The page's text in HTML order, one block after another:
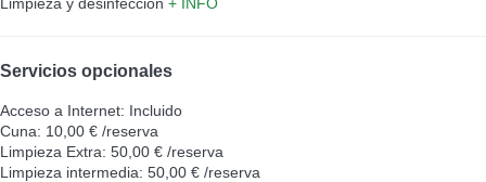
Servicios opcionales
Acceso a Internet: Incluido
Cuna: 10,00 € /reserva
Limpieza Extra: 50,00 € /reserva
Limpieza intermedia: 50,00 € /reserva